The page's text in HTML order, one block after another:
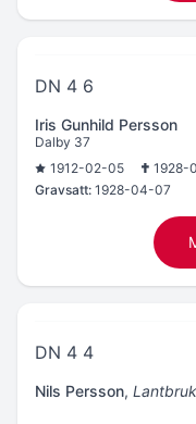
DN 4 6
Iris Gunhild Persson
Dalby 37
1912-02-05
1928-
Gravsatt: 1928-04-07
DN 4 4
Nils Persson,